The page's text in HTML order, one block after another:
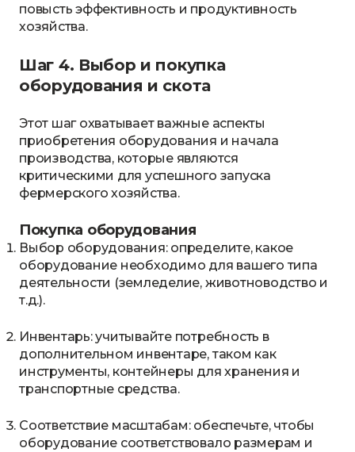
повысть эффективность и продуктивность
хозяйства.
Шаг 4. Выбор и покупка
оборудования и скота
Этот шаг охватывает важные аспекты
приобретения оборудования и начала
производства, которые являются
критическими для успешного запуска
фермерского хозяйства.
Покупка оборудования
Выбор оборудования: определите, какое
оборудование необходимо для вашего типа
деятельности (земледелие, животноводство и
т.д.).
Инвентарь: учитывайте потребность в
дополнительном инвентаре, таком как
инструменты, контейнеры для хранения и
транспортные средства.
Соответствие масштабам: обеспечьте, чтобы
оборудование соответствовало размерам и